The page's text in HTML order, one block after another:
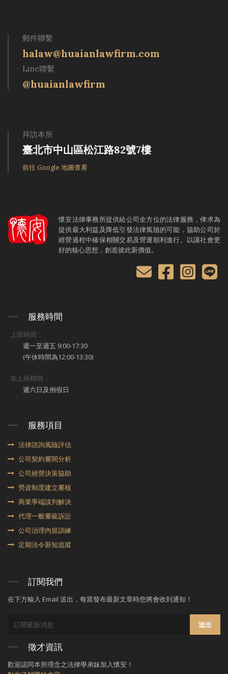
郵件聯繫
halaw@huaianlawfirm.com
Line聯繫
@huaianlawfirm
拜訪本所
臺北市中山區松江路82號7樓
前往 Google 地圖查看
懷安法律事務所提供給公司全方位的法律服務，俾求為
提供最大利益及降低引發法律風險的可能，協助公司於
經營過程中確保相關交易及營運順利進行。以讓社會更
好的核心思想，創造彼此新價值。
服務時間
上班時間：
週一至週五 9:00-17:30
(午休時間為12:00-13:30)
非上班時間：
週六日及例假日
服務項目
法律諮詢風險評估
公司契約審閱分析
公司經營決策協助
勞資制度建立審核
商業爭端談判解決
代理⼀般審級訴訟
公司治理內規訓練
定期法令新知追蹤
訂閱我們
在下方輸入 Email 送出，每當發布最新文章時您將會收到通知！
送出
徵才資訊
歡迎認同本所理念之法律學弟妹加入懷安！